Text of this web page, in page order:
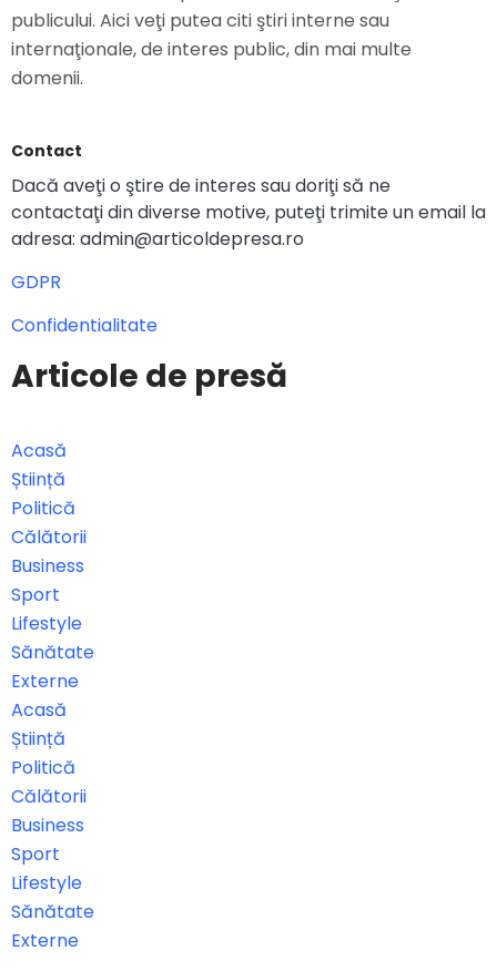
publicului. Aici veţi putea citi ştiri interne sau
internaţionale, de interes public, din mai multe
domenii.
Contact
Dacă aveţi o ştire de interes sau doriţi să ne
contactaţi din diverse motive, puteţi trimite un email la
adresa: admin@articoldepresa.ro
GDPR
Confidentialitate
Articole de presă
Acasă
Știință
Politică
Călătorii
Business
Sport
Lifestyle
Sănătate
Externe
Acasă
Știință
Politică
Călătorii
Business
Sport
Lifestyle
Sănătate
Externe